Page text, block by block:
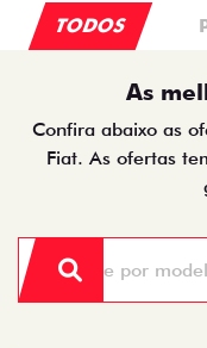
TODOS
As
Confira abaixo as
Fiat. As ofertas